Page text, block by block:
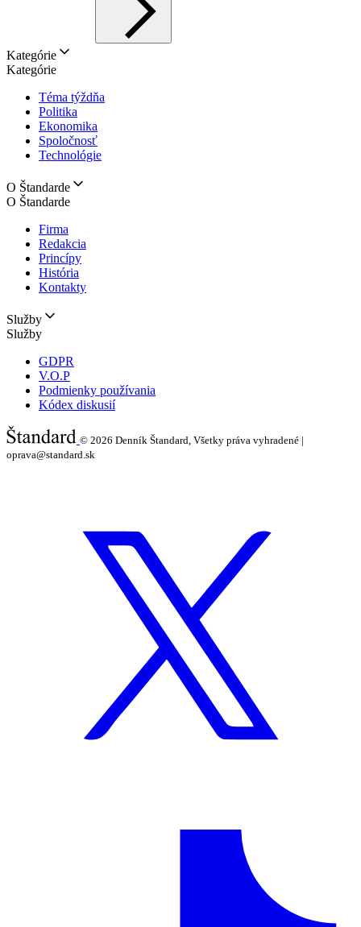
Kategórie
Kategórie
Téma týždňa
Politika
Ekonomika
Spoločnosť
Technológie
O Štandarde
O Štandarde
Firma
Redakcia
Princípy
História
Kontakty
Služby
Služby
GDPR
V.O.P
Podmienky používania
Kódex diskusií
© 2026 Denník Štandard, Všetky práva vyhradené |
oprava@standard.sk